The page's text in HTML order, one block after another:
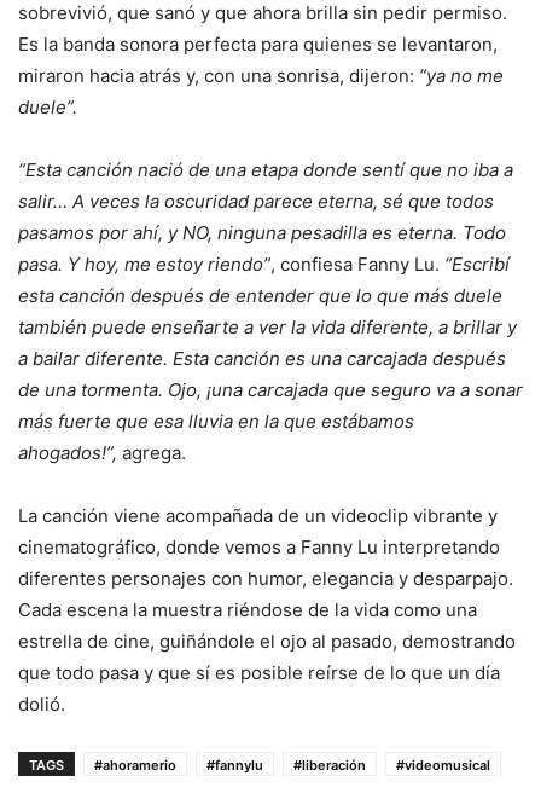
sobrevivió, que sanó y que ahora brilla sin pedir permiso.
Es la banda sonora perfecta para quienes se levantaron,
miraron hacia atrás y, con una sonrisa, dijeron: “ya no me
duele”.
“Esta canción nació de una etapa donde sentí que no iba a
salir… A veces la oscuridad parece eterna, sé que todos
pasamos por ahí, y NO, ninguna pesadilla es eterna. Todo
pasa. Y hoy, me estoy riendo”, confiesa Fanny Lu. “Escribí
esta canción después de entender que lo que más duele
también puede enseñarte a ver la vida diferente, a brillar y
a bailar diferente. Esta canción es una carcajada después
de una tormenta. Ojo, ¡una carcajada que seguro va a sonar
más fuerte que esa lluvia en la que estábamos
ahogados!”, agrega.
La canción viene acompañada de un videoclip vibrante y
cinematográfico, donde vemos a Fanny Lu interpretando
diferentes personajes con humor, elegancia y desparpajo.
Cada escena la muestra riéndose de la vida como una
estrella de cine, guiñándole el ojo al pasado, demostrando
que todo pasa y que sí es posible reírse de lo que un día
dolió.
TAGS #ahoramerio #fannylu #liberación #videomusical